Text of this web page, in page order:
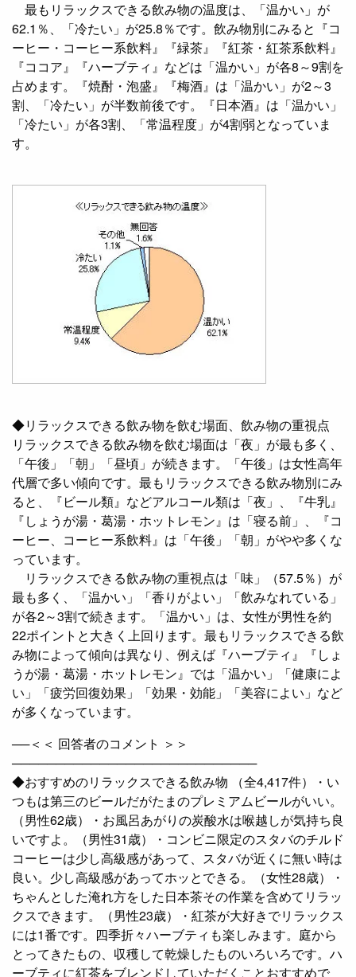
最もリラックスできる飲み物の温度は、「温かい」が
62.1％、「冷たい」が25.8％です。飲み物別にみると『コ
ーヒー・コーヒー系飲料』『緑茶』『紅茶・紅茶系飲料』
『ココア』『ハーブティ』などは「温かい」が各8～9割を
占めます。『焼酎・泡盛』『梅酒』は「温かい」が2～3
割、「冷たい」が半数前後です。『日本酒』は「温かい」
「冷たい」が各3割、「常温程度」が4割弱となっていま
す。
◆リラックスできる飲み物を飲む場面、飲み物の重視点
リラックスできる飲み物を飲む場面は「夜」が最も多く、
「午後」「朝」「昼頃」が続きます。「午後」は女性高年
代層で多い傾向です。最もリラックスできる飲み物別にみ
ると、『ビール類』などアルコール類は「夜」、『牛乳』
『しょうが湯・葛湯・ホットレモン』は「寝る前」、『コ
ーヒー、コーヒー系飲料』は「午後」「朝」がやや多くな
っています。
リラックスできる飲み物の重視点は「味」（57.5％）が
最も多く、「温かい」「香りがよい」「飲みなれている」
が各2～3割で続きます。「温かい」は、女性が男性を約
22ポイントと大きく上回ります。最もリラックスできる飲
み物によって傾向は異なり、例えば『ハーブティ』『しょ
うが湯・葛湯・ホットレモン』では「温かい」「健康によ
い」「疲労回復効果」「効果・効能」「美容によい」など
が多くなっています。
──＜＜ 回答者のコメント ＞＞
────────────────────────────
◆おすすめのリラックスできる飲み物 （全4,417件）・い
つもは第三のビールだがたまのプレミアムビールがいい。
（男性62歳）・お風呂あがりの炭酸水は喉越しが気持ち良
いですよ。（男性31歳）・コンビニ限定のスタバのチルド
コーヒーは少し高級感があって、スタバが近くに無い時は
良い。少し高級感があってホッとできる。（女性28歳）・
ちゃんとした淹れ方をした日本茶その作業を含めてリラッ
クスできます。（男性23歳）・紅茶が大好きでリラックス
には1番です。四季折々ハーブティも楽しみます。庭から
とってきたもの、収穫して乾燥したものいろいろです。ハ
ーブティに紅茶をブレンドしていただくことおすすめで